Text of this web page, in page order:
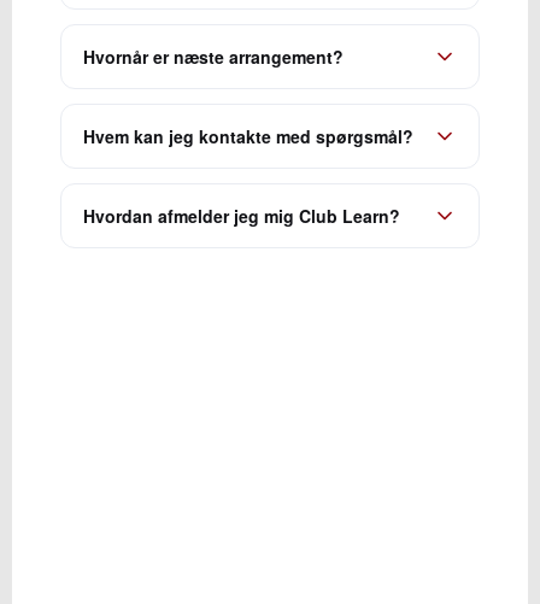
Hvornår er næste arrangement?
Hvem kan jeg kontakte med spørgsmål?
Hvordan afmelder jeg mig Club Learn?